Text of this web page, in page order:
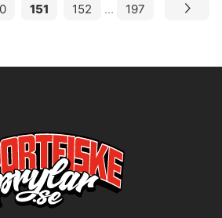
151 152 ... 197